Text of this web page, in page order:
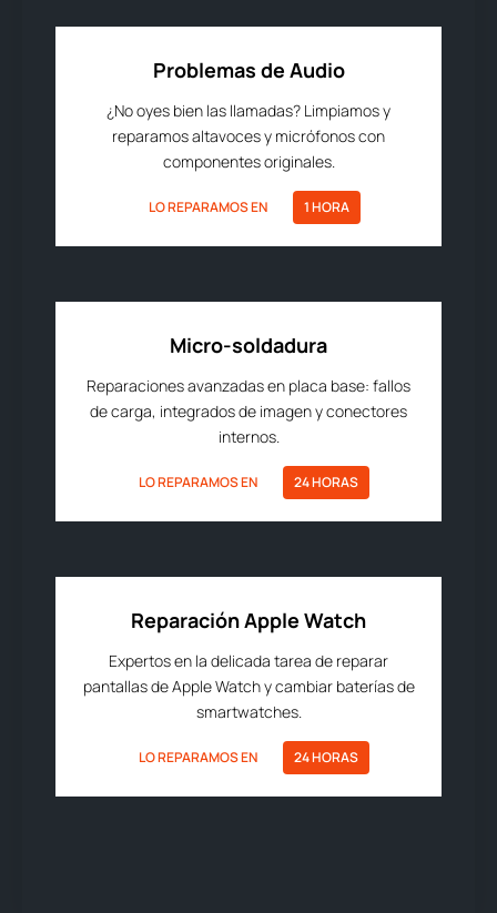
Problemas de Audio
¿No oyes bien las llamadas? Limpiamos y
reparamos altavoces y micrófonos con
componentes originales.
LO REPARAMOS EN 1 HORA
Micro-soldadura
Reparaciones avanzadas en placa base: fallos
de carga, integrados de imagen y conectores
internos.
LO REPARAMOS EN 24 HORAS
Reparación Apple Watch
Expertos en la delicada tarea de reparar
pantallas de Apple Watch y cambiar baterías de
smartwatches.
LO REPARAMOS EN 24 HORAS